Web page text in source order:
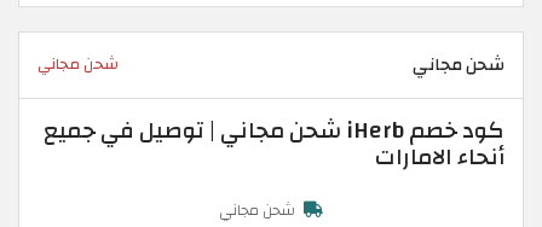
شحن مجاني شحن مجاني
كود خصم iHerb شحن مجاني | توصيل في جميع
أنحاء الامارات
شحن مجاني